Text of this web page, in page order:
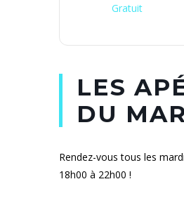
Gratuit
LES
DU
Rendez-vous tous les
18h00 à 22h00 !